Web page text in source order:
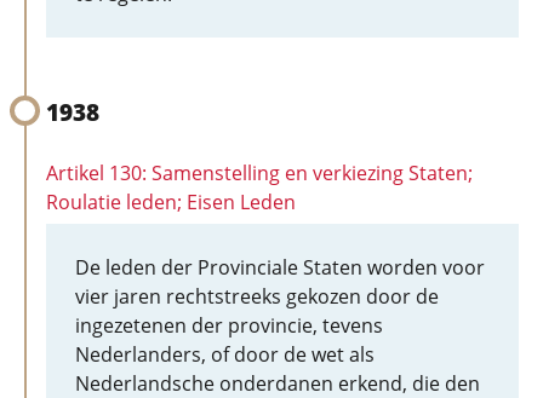
1938
Artikel 130: Samenstelling en verkiezing Staten;
Roulatie leden; Eisen Leden
De leden der Provinciale Staten worden voor
vier jaren rechtstreeks gekozen door de
ingezetenen der provincie, tevens
Nederlanders, of door de wet als
Nederlandsche onderdanen erkend, die den